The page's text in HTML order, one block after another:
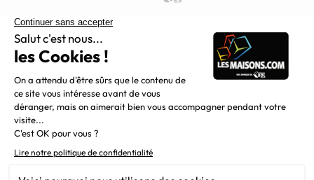
Constructeur de maisons individuelles, Maisons.com est une
filiale du Groupe BDL, leader de la construction dans le
grand nord de la France.
Liens utiles
Newsletter